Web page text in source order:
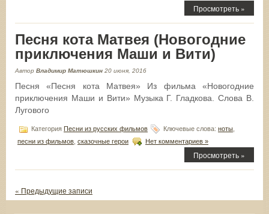
Просмотреть »
Песня кота Матвея (Новогодние
приключения Маши и Вити)
Автор Владимир Матюшкин 20 июня, 2016
Песня «Песня кота Матвея» Из фильма «Новогодние
приключения Маши и Вити» Музыка Г. Гладкова. Слова В.
Лугового
Категория Песни из русских фильмов Ключевые слова: ноты
песни из фильмов сказочные герои Нет комментариев »
Просмотреть »
« Предыдущие записи